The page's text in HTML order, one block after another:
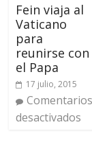
Fein viaja al
Vaticano
para
reunirse con
el Papa
17 julio, 2015
Comentarios
desactivados